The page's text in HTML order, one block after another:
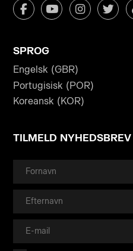
SPROG
Engelsk (GBR)
Portugisisk (POR)
Koreansk (KOR)
TILMELD NYHEDSBREV